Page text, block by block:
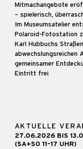
Mitmachangebote
– spielerisch,
Im Museumsatelier
Polaroid-Fotostation
Karl Hubbuchs
abwechslungsreichen
gemeinsamer
Eintritt frei
AKTUELLE
27.06.2026 BIS
(SA+SO 11–17 UHR)